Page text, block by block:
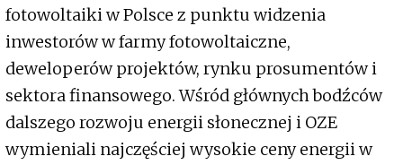
fotowoltaiki w Polsce z punktu widzenia
inwestorów w farmy fotowoltaiczne,
deweloperów projektów, rynku prosumentów i
sektora finansowego. Wśród głównych bodźców
dalszego rozwoju energii słonecznej i OZE
wymieniali najczęściej wysokie ceny energii w